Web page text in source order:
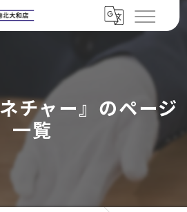
チャー』のページ
一覧